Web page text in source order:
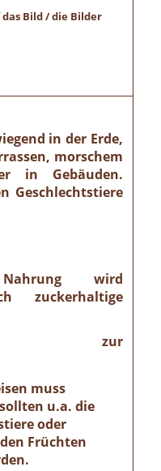
Bild / die Bilder
in der Erde,
morschem
in Gebäuden.
Geschlechtstiere
Nahrung wird
zuckerhaltige
zur
muss
u.a. die
oder
Früchten